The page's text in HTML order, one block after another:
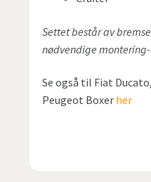
Settet består av
nødvendige
Se også til Fiat
Peugeot Boxer her